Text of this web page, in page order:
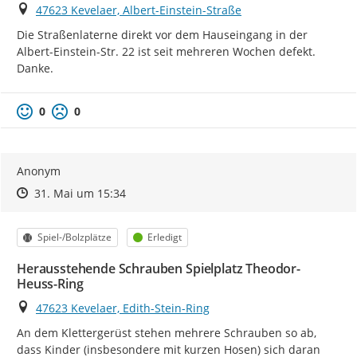
Ort
47623 Kevelaer, Albert-Einstein-Straße
Die Straßenlaterne direkt vor dem Hauseingang in der
Albert-Einstein-Str. 22 ist seit mehreren Wochen defekt.
Danke.
0 0
Anonym
Zeitpunkt des Erstellens
Zeitpunkt des Erstellens
31. Mai um 15:34Zur Äußerung
Kategorie
Spiel-/Bolzplätze Status
Erledigt
Herausstehende Schrauben Spielplatz Theodor-
Heuss-Ring
Ort
47623 Kevelaer, Edith-Stein-Ring
An dem Klettergerüst stehen mehrere Schrauben so ab,
dass Kinder (insbesondere mit kurzen Hosen) sich daran